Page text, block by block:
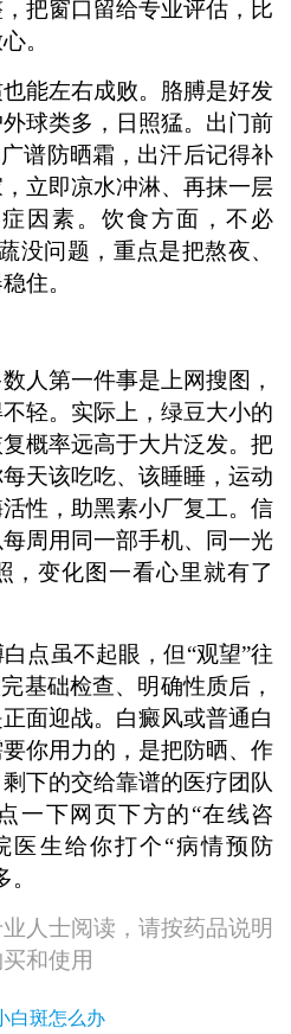
把窗口留给专业评估，比
。
能左右成败。胳膊是好发
球类多，日照猛。出门前
谱防晒霜，出汗后记得补
立即凉水冲淋、再抹一层
因素。饮食方面，不必
没问题，重点是把熬夜、
住。
人第一件事是上网搜图，
轻。实际上，绿豆大小的
概率远高于大片泛发。把
天该吃吃、该睡睡，运动
性，助黑素小厂复工。信
周用同一部手机、同一光
，变化图一看心里就有了
点虽不起眼，但“观望”往
基础检查、明确性质后，
面迎战。白癜风或普通白
你用力的，是把防晒、作
下的交给靠谱的医疗团队
一下网页下方的“在线咨
医生给你打个“病情预防
人士阅读，请按药品说明
和使用
白斑怎么办